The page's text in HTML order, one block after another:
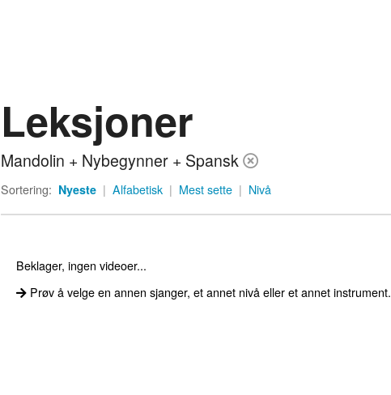
Leksjoner
Mandolin + Nybegynner + Spansk
Sortering: Nyeste | Alfabetisk | Mest sette | Nivå
Beklager, ingen videoer...
Prøv å velge en annen sjanger, et annet nivå eller et annet instrument.